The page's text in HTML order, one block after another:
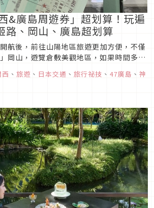
&廣島周遊券」超划算！玩遍
路、岡山、廣島超划算
航後，前往山陽地區旅遊更加方便，不僅
岡山，遊覽倉敷美觀地區，如果時間多一
關西&廣島周遊券」，不僅超好用又便
、 旅遊 、 日本交通 、 旅行祕技 、 47廣島 、 神